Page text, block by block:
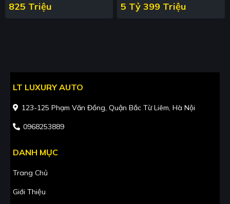
825 Triệu 5 Tỷ 399 Triệu
LT LUXURY AUTO
123-125 Phạm Văn Đồng, Quận Bắc Từ Liêm, Hà Nội
0968253889
DANH MỤC
Trang Chủ
Giới Thiệu